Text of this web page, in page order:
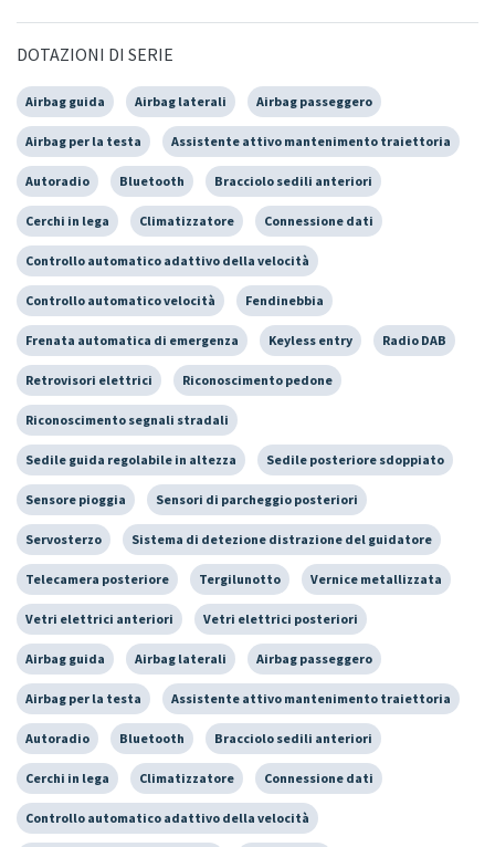
DOTAZIONI DI SERIE
Airbag guida Airbag laterali Airbag passeggero
Airbag per la testa Assistente attivo mantenimento traiettoria
Autoradio Bluetooth Bracciolo sedili anteriori
Cerchi in lega Climatizzatore Connessione dati
Controllo automatico adattivo della velocità
Controllo automatico velocità Fendinebbia
Frenata automatica di emergenza Keyless entry Radio DAB
Retrovisori elettrici Riconoscimento pedone
Riconoscimento segnali stradali
Sedile guida regolabile in altezza Sedile posteriore sdoppiato
Sensore pioggia Sensori di parcheggio posteriori
Servosterzo Sistema di detezione distrazione del guidatore
Telecamera posteriore Tergilunotto Vernice metallizzata
Vetri elettrici anteriori Vetri elettrici posteriori
Airbag guida Airbag laterali Airbag passeggero
Airbag per la testa Assistente attivo mantenimento traiettoria
Autoradio Bluetooth Bracciolo sedili anteriori
Cerchi in lega Climatizzatore Connessione dati
Controllo automatico adattivo della velocità